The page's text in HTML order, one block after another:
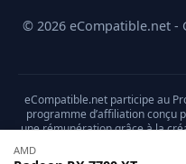
AMD
© 2026 eCompatible.net -
eCompatible.net participe au
programme d’affiliation conçu
une rémunération grâce à la
la disponibilité des